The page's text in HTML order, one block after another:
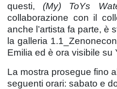
questi, (My) ToYs
collaborazione con il
anche l’artista fa parte, è
la galleria
Emilia ed è ora visibile su
La mostra prosegue fino
seguenti orari: sabato e